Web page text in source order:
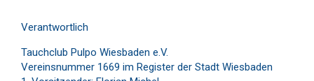
Verantwortlich
Tauchclub Pulpo Wiesbaden e.V.
Vereinsnummer 1669 im Register der Stadt Wiesbaden